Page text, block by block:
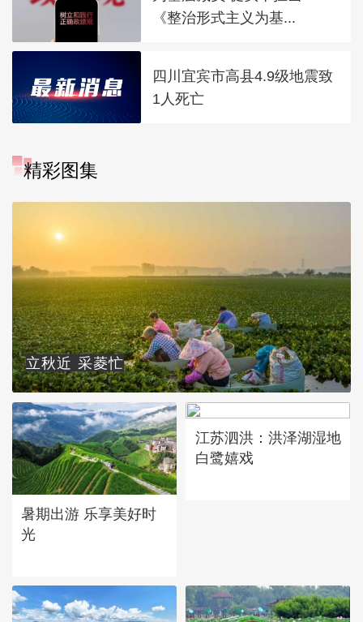
《整治形式主义为基...
四川宜宾市高县4.9级地震致
1人死亡
精彩图集
立秋近 采菱忙
暑期出游 乐享美好时
光
江苏泗洪：洪泽湖湿地
白鹭嬉戏